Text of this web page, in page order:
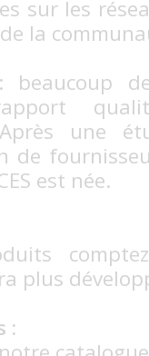
sur les
la
une
de
est née.
plus
: